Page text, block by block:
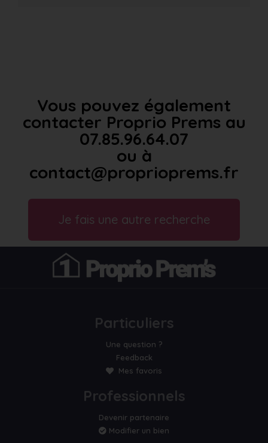
Vous pouvez également
contacter Proprio Prems au
07.85.96.64.07
ou à
contact@proprioprems.fr
Je fais une autre recherche
Particuliers
Une question ?
Feedback
Mes favoris
Professionnels
Devenir partenaire
Modifier un bien